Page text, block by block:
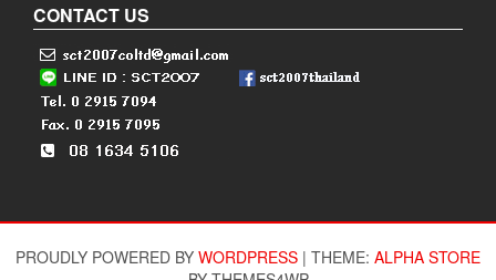
CONTACT US
PROUDLY POWERED BY WORDPRESS | THEME: ALPHA STORE